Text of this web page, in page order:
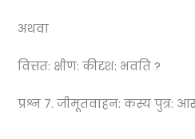
अथवा
वित्तत: क्षीण: कीदृश: भवति ?
प्रश्न 7. जीमूतवाहन: